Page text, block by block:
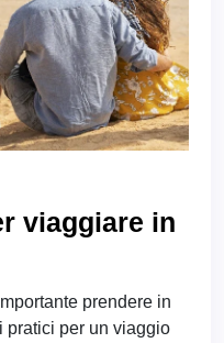
viaggiare in
prendere in
per un viaggio